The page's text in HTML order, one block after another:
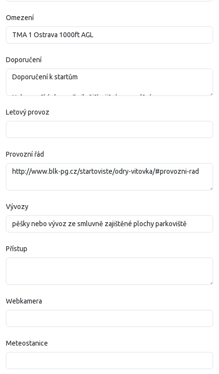
Omezení
Doporučení
Letový provoz
Provozní řád
Vývozy
Přístup
Webkamera
Meteostanice